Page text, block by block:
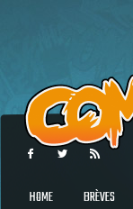
HOME BRÈVES